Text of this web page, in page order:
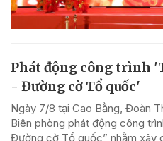
Phát động công trình
- Đường cờ Tổ quốc'
Ngày 7/8 tại Cao Bằng, Đoàn
Biên phòng phát động công
Đường cờ Tổ quốc” nhằm xây